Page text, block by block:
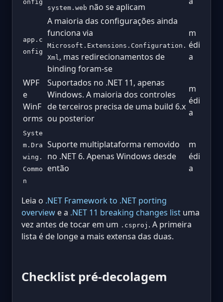
onfig
system.web não se aplicam
app.c
onfig
A maioria das configurações ainda
funciona via
Microsoft.Extensions.Configuration.
Xml , mas redirecionamentos de
binding foram-se
m
édi
a
WPF
e
WinF
orms
Suportados no .NET 11, apenas
Windows. A maioria dos controles
de terceiros precisa de uma build 6.x
ou posterior
m
édi
a
Syste
m.Dra
wing.
Commo
n
Suporte multiplataforma removido
no .NET 6. Apenas Windows desde
então
m
édi
a
Leia o .NET Framework to .NET porting
overview e a .NET 11 breaking changes list uma
vez antes de tocar em um .csproj . A primeira
lista é de longe a mais extensa das duas.
Checklist pré-decolagem